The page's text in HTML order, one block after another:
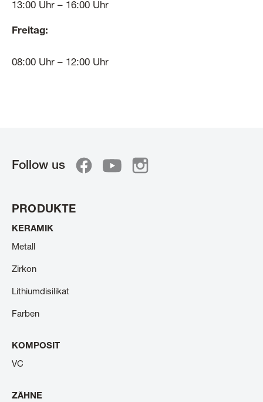
13:00 Uhr – 16:00 Uhr
Freitag:
08:00 Uhr – 12:00 Uhr
Follow us
PRODUKTE
KERAMIK
Metall
Zirkon
Lithiumdisilikat
Farben
KOMPOSIT
VC
ZÄHNE